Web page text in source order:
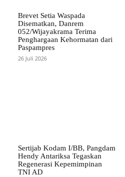
Brevet Setia Waspada
Disematkan, Danrem
052/Wijayakrama Terima
Penghargaan Kehormatan dari
Paspampres
26 Juli 2026
Sertijab Kodam I/BB, Pangdam
Hendy Antariksa Tegaskan
Regenerasi Kepemimpinan
TNI AD